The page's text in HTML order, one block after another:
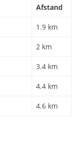
Afstand
1.9 km
2 km
3.4 km
4.4 km
4.6 km